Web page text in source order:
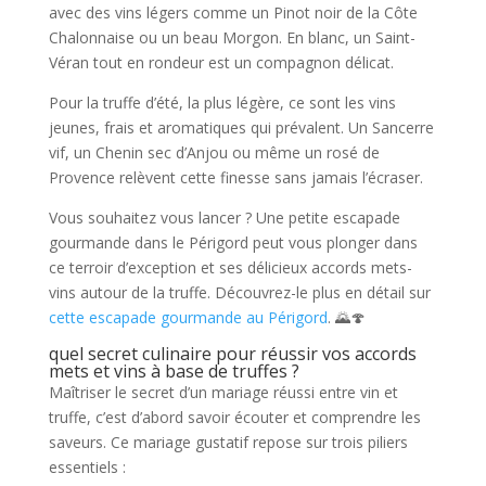
avec des vins légers comme un Pinot noir de la Côte
Chalonnaise ou un beau Morgon. En blanc, un Saint-
Véran tout en rondeur est un compagnon délicat.
Pour la truffe d’été, la plus légère, ce sont les vins
jeunes, frais et aromatiques qui prévalent. Un Sancerre
vif, un Chenin sec d’Anjou ou même un rosé de
Provence relèvent cette finesse sans jamais l’écraser.
Vous souhaitez vous lancer ? Une petite escapade
gourmande dans le Périgord peut vous plonger dans
ce terroir d’exception et ses délicieux accords mets-
vins autour de la truffe. Découvrez-le plus en détail sur
cette escapade gourmande au Périgord. 🌄🍄
quel secret culinaire pour réussir vos accords
mets et vins à base de truffes ?
Maîtriser le secret d’un mariage réussi entre vin et
truffe, c’est d’abord savoir écouter et comprendre les
saveurs. Ce mariage gustatif repose sur trois piliers
essentiels :